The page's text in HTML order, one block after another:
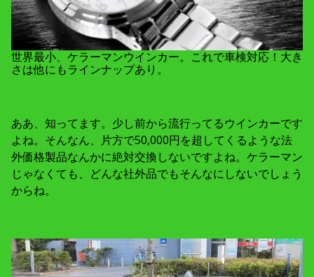
世界最小、ケラーマンウインカー。これで車検対応！大き
さは他にもラインナップあり。
ああ、知ってます。少し前から流行ってるウインカーです
よね。そんなん、片方で50,000円を超してくるような法
外価格製品なんかに絶対交換しないですよね。ケラーマン
じゃなくても、どんな社外品でもそんなにしないでしょう
からね。